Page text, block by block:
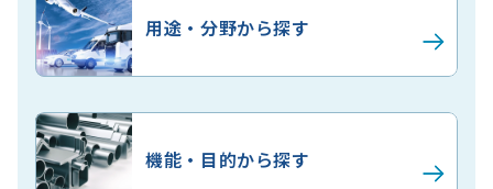
用途・分野から探す
機能・目的から探す